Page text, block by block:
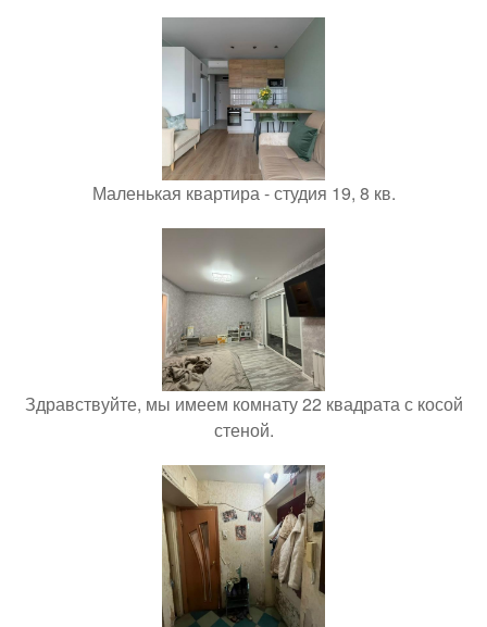
Маленькая квартира - студия 19, 8 кв.
Здравствуйте, мы имеем комнату 22 квадрата с косой
стеной.